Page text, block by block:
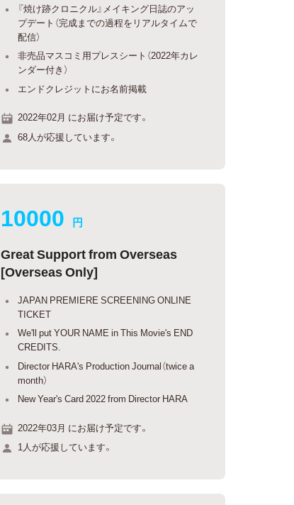
『焼け跡クロニクル』メイキング日誌のアッ
プデート（完成までの過程をリアルタイムで
配信）
非売品マスコミ用プレスシート（2022年カレ
ンダー付き）
エンドクレジットにお名前掲載
2022年02月 にお届け予定です。
68人が応援しています。
10000 円
Great Support from Overseas
[Overseas Only]
JAPAN PREMIERE SCREENING ONLINE
TICKET
We'll put YOUR NAME in This Movie's END
CREDITS.
Director HARA's Production Journal（twice a
month）
New Year's Card 2022 from Director HARA
2022年03月 にお届け予定です。
1人が応援しています。